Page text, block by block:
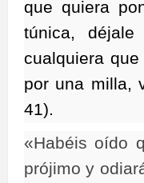
que quiera
túnica,
cualquiera
por una milla,
41).
«Habéis oído
prójimo y